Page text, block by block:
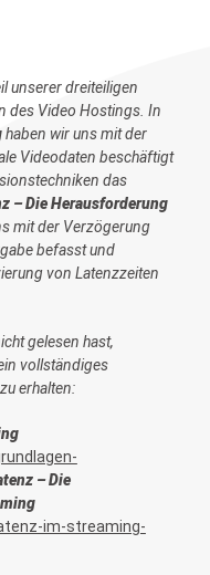
unserer dreiteiligen
des Video Hostings. In
haben wir uns mit der
Videodaten beschäftigt
das
– Die Herausforderung
mit der Verzögerung
befasst und
von Latenzzeiten
gelesen hast,
vollständiges
erhalten:
– Die
im-streaming-